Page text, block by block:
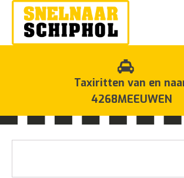
Taxiritten van en
4268MEEUWEN